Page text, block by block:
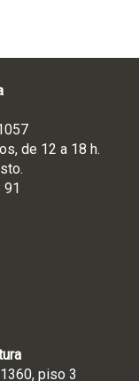
de 12 a 18 h.
91
piso 3